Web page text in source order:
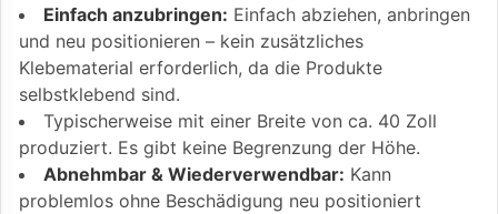
Einfach anzubringen: Einfach abziehen, anbringen
und neu positionieren – kein zusätzliches
Klebematerial erforderlich, da die Produkte
selbstklebend sind.
Typischerweise mit einer Breite von ca. 40 Zoll
produziert. Es gibt keine Begrenzung der Höhe.
Abnehmbar & Wiederverwendbar: Kann
problemlos ohne Beschädigung neu positioniert